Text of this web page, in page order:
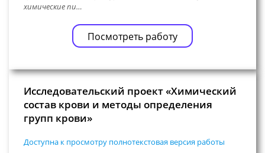
химические пи…
Посмотреть работу
Исследовательский проект «Химический
состав крови и методы определения
групп крови»
Доступна к просмотру полнотекстовая версия работы